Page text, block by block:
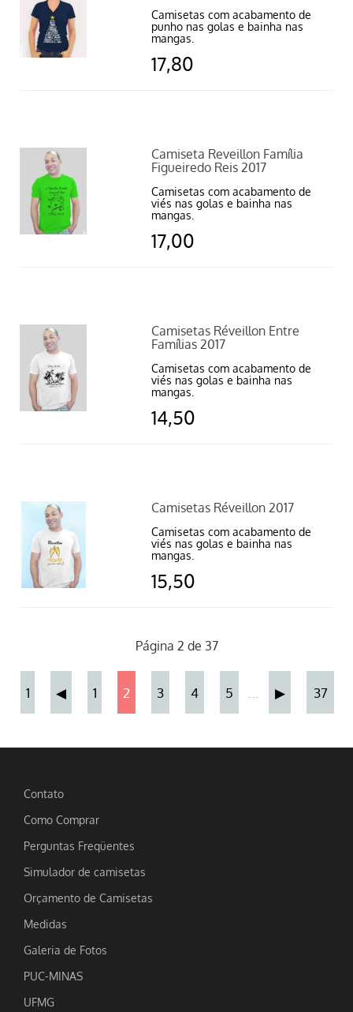
Camisetas com acabamento de
punho nas golas e bainha nas
mangas.
17,80
Camiseta Reveillon Família
Figueiredo Reis 2017
Camisetas com acabamento de
viés nas golas e bainha nas
mangas.
17,00
Camisetas Réveillon Entre
Famílias 2017
Camisetas com acabamento de
viés nas golas e bainha nas
mangas.
14,50
Camisetas Réveillon 2017
Camisetas com acabamento de
viés nas golas e bainha nas
mangas.
15,50
Página 2 de 37
1 ◀ 1 2 3 4 5 ... ▶ 37
Contato
Como Comprar
Perguntas Freqüentes
Simulador de camisetas
Orçamento de Camisetas
Medidas
Galeria de Fotos
PUC-MINAS
UFMG